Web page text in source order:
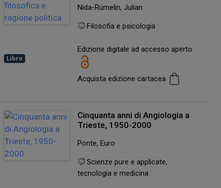
Libro
Nida-Rümelin, Julian
Filosofia e psicologia
Edizione digitale ad accesso aperto
Acquista edizione cartacea
Cinquanta anni di Angiologia a
Trieste, 1950-2000
Ponte, Euro
Scienze pure e applicate,
tecnologia e medicina